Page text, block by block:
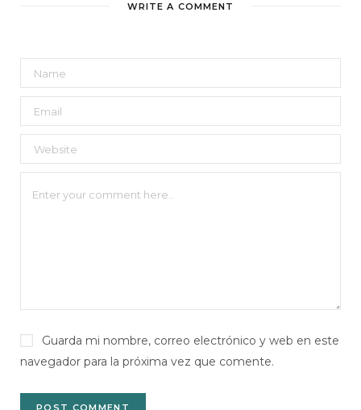
WRITE A COMMENT
Guarda mi nombre, correo electrónico y web en este
navegador para la próxima vez que comente.